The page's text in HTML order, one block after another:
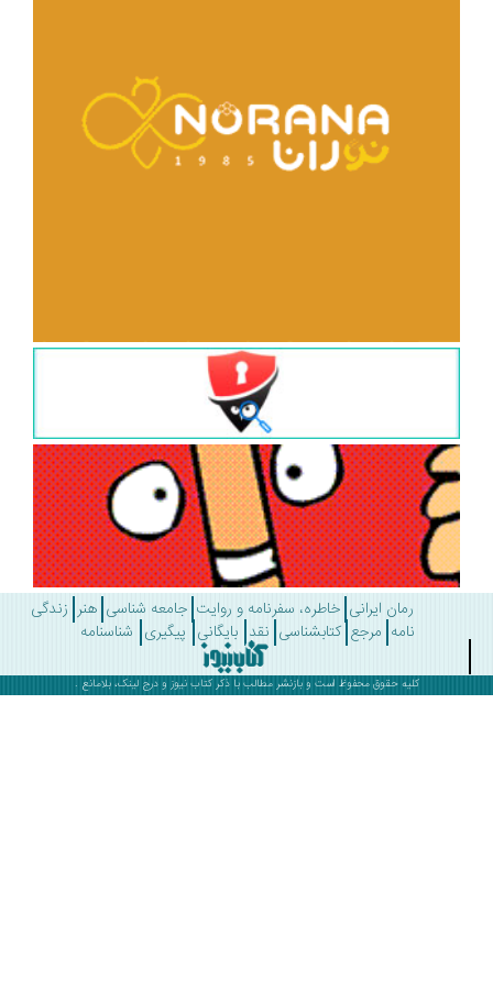
رمان ایرانی خاطره، سفرنامه و روایت جامعه شناسی هنر زندگی
مرجع کتابشناسی نقد بایگانی پیگیری شناسنامه
کلیه حقوق محفوظ است و بازنشر مطالب با ذکرکتاب نیوز و درج لینک، بلامانع .